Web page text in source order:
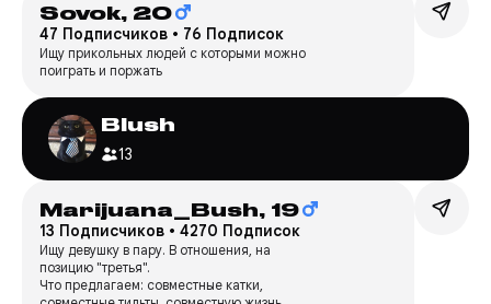
Sovok, 20
47 Подписчиков • 76 Подписок
Ищу прикольных людей с которыми можно
поиграть и поржать
Blush
13
Marijuana_Bush, 19
13 Подписчиков • 4270 Подписок
Ищу девушку в пару. В отношения, на
позицию "третья".
Что предлагаем: совместные катки,